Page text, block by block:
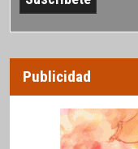
Publicidad